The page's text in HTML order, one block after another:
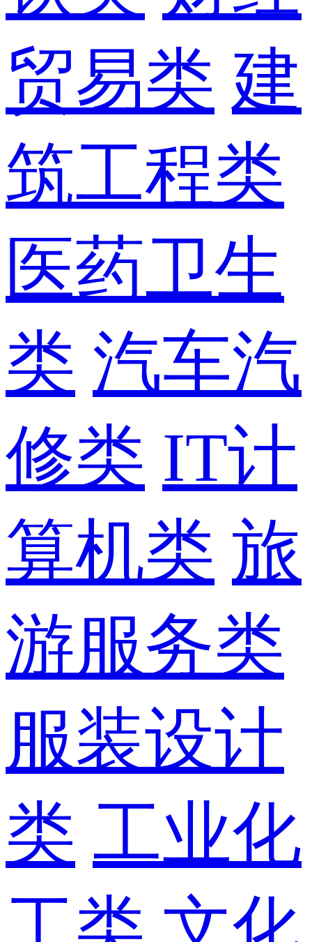
贸易类 建
筑工程类
医药卫生
类 汽车汽
修类 IT计
算机类 旅
游服务类
服装设计
类 工业化